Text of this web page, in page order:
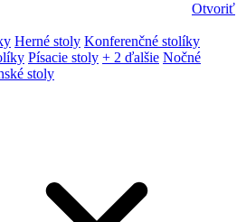
Otvoriť
Herné stoly Konferenčné stolíky
Písacie stoly + 2 ďalšie Nočné
stoly